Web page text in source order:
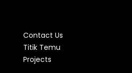
Contact Us
Titik Temu
Projects